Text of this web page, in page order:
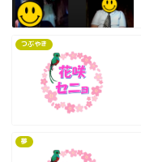
つぶやき
夢